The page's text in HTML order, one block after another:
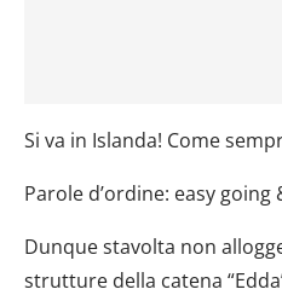
Si va in Islanda! Come
Parole d’ordine: easy going
Dunque stavolta non
strutture della catena